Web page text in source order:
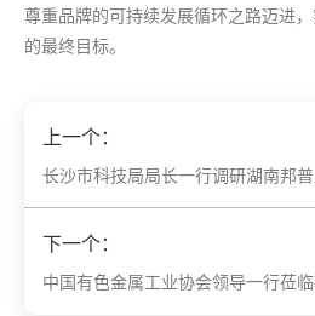
尊重品牌的可持续发展循环之路迈进
的最终目标。
上一个：
长沙市科技局局长一行调研湖南邦
下一个：
中国有色金属工业协会领导一行莅